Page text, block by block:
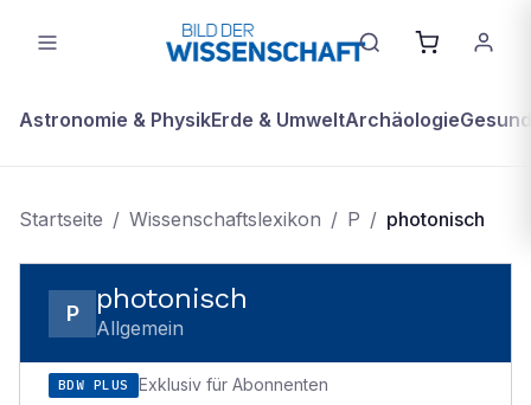
Astronomie & PhysikErde & UmweltArchäologie
Startseite / Wissenschaftslexikon / P / photonisch
P photonisch
Allgemein
BDW PLUS Exklusiv für Abonnenten